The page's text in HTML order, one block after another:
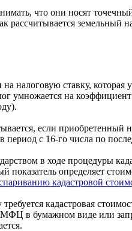
что они носят
рассчитывается земельный
налоговую ставку,
умножается на
если
с 16-го числа по
в ходе процедуры
определяет
кадастровой
кадастровая
в бумажном виде или